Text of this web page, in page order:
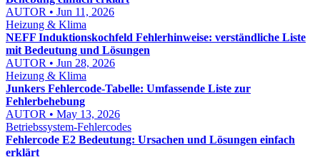
AUTOR • Jun 11, 2026
Heizung & Klima
NEFF Induktionskochfeld Fehlerhinweise: verständliche Liste
mit Bedeutung und Lösungen
AUTOR • Jun 28, 2026
Heizung & Klima
Junkers Fehlercode-Tabelle: Umfassende Liste zur
Fehlerbehebung
AUTOR • May 13, 2026
Betriebssystem-Fehlercodes
Fehlercode E2 Bedeutung: Ursachen und Lösungen einfach
erklärt